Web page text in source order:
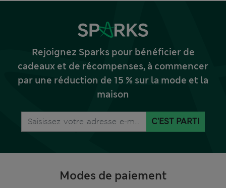
Rejoignez Sparks pour bénéficier de
cadeaux et de récompenses, à commencer
par une réduction de 15 % sur la mode et la
maison
C'EST PARTI
Modes de paiement